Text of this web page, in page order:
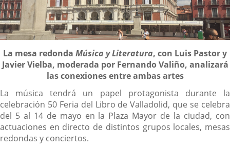
Descripción
La mesa redonda Música y Literatura, con Luis Pastor y
Javier Vielba, moderada por Fernando Valiño, analizará
las conexiones entre ambas artes
La música tendrá un papel protagonista durante la
celebración 50 Feria del Libro de Valladolid, que se celebra
del 5 al 14 de mayo en la Plaza Mayor de la ciudad, con
actuaciones en directo de distintos grupos locales, mesas
redondas y conciertos.